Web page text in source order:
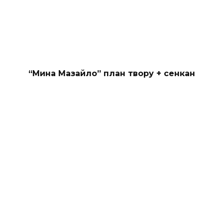
“Мина Мазайло” план твору + сенкан